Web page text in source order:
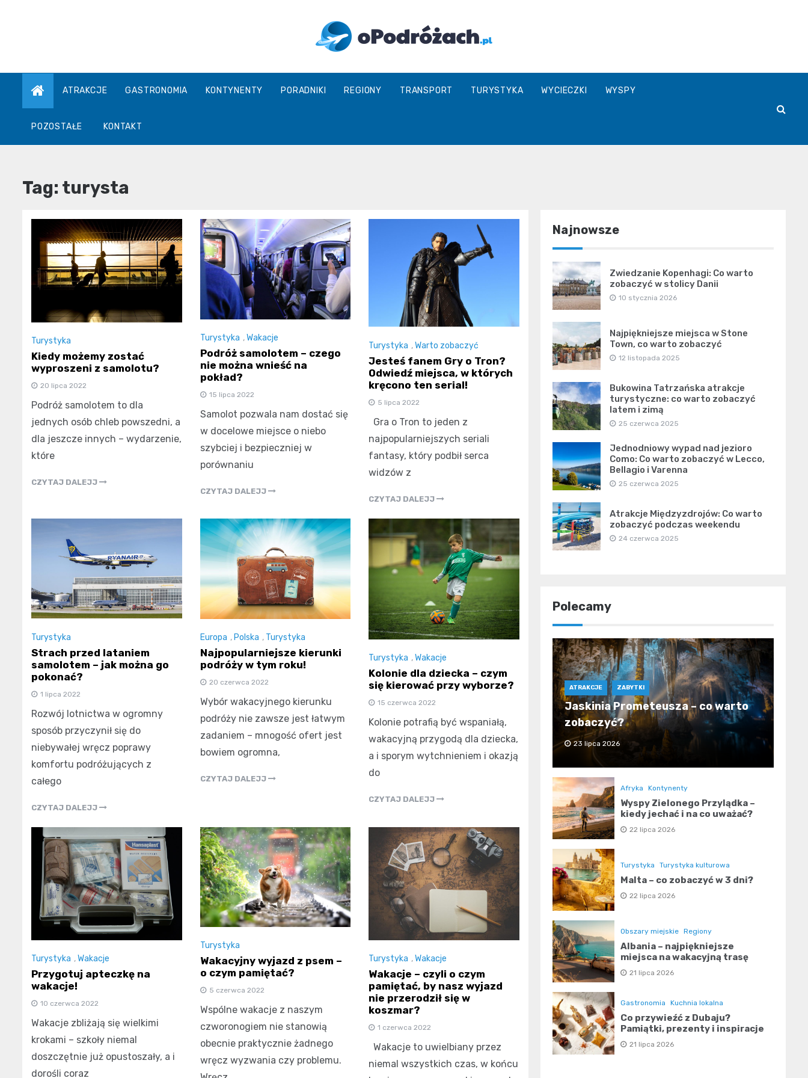
O
ATRAKCJE GASTRONOMIA KONTYNENTY PORADNIKI REGIONY TRANSPORT TURYSTYKA WYCIECZKI WYSPY
POZOSTAŁE KONTAKT
Tag: turysta
Turystyka
Kiedy możemy zostać
wyproszeni z samolotu?
20 lipca 2022
Podróż samolotem to dla
jednych osób chleb powszedni, a
dla jeszcze innych – wydarzenie,
które
CZYTAJ DALEJJ
Turystyka ,Wakacje
Podróż samolotem – czego
nie można wnieść na
pokład?
15 lipca 2022
Samolot pozwala nam dostać się
w docelowe miejsce o niebo
szybciej i bezpieczniej w
porównaniu
CZYTAJ DALEJJ
Turystyka ,Warto zobaczyć
Jesteś fanem Gry o Tron?
Odwiedź miejsca, w których
kręcono ten serial!
5 lipca 2022
Gra o Tron to jeden z
najpopularniejszych seriali
fantasy, który podbił serca
widzów z
CZYTAJ DALEJJ
Turystyka
Strach przed lataniem
samolotem – jak można go
pokonać?
1 lipca 2022
Rozwój lotnictwa w ogromny
sposób przyczynił się do
niebywałej wręcz poprawy
komfortu podróżujących z
całego
CZYTAJ DALEJJ
Europa , Polska , Turystyka
Najpopularniejsze kierunki
podróży w tym roku!
20 czerwca 2022
Wybór wakacyjnego kierunku
podróży nie zawsze jest łatwym
zadaniem – mnogość ofert jest
bowiem ogromna,
CZYTAJ DALEJJ
Turystyka ,Wakacje
Kolonie dla dziecka – czym
się kierować przy wyborze?
15 czerwca 2022
Kolonie potrafią być wspaniałą,
wakacyjną przygodą dla dziecka,
a i sporym wytchnieniem i okazją
do
CZYTAJ DALEJJ
Turystyka ,Wakacje
Przygotuj apteczkę na
wakacje!
10 czerwca 2022
Wakacje zbliżają się wielkimi
krokami – szkoły niemal
doszczętnie już opustoszały, a i
dorośli coraz
Turystyka
Wakacyjny wyjazd z psem –
o czym pamiętać?
5 czerwca 2022
Wspólne wakacje z naszym
czworonogiem nie stanowią
obecnie praktycznie żadnego
wręcz wyzwania czy problemu.
Turystyka ,Wakacje
Wakacje – czyli o czym
pamiętać, by nasz wyjazd
nie przerodził się w
koszmar?
1 czerwca 2022
Wakacje to uwielbiany przez
niemal wszystkich czas, w końcu
Najnowsze
Zwiedzanie Kopenhagi: Co warto
zobaczyć w stolicy Danii
10 stycznia 2026
Najpiękniejsze miejsca w Stone
Town, co warto zobaczyć
12 listopada 2025
Bukowina Tatrzańska atrakcje
turystyczne: co warto zobaczyć
latem i zimą
25 czerwca 2025
Jednodniowy wypad nad jezioro
Como: Co warto zobaczyć w Lecco,
Bellagio i Varenna
25 czerwca 2025
Atrakcje Międzyzdrojów: Co warto
zobaczyć podczas weekendu
24 czerwca 2025
Polecamy
ATRAKCJE ZABYTKI
Jaskinia Prometeusza – co warto
zobaczyć?
23 lipca 2026
Afryka Kontynenty
Wyspy Zielonego Przylądka –
kiedy jechać i na co uważać?
22 lipca 2026
Turystyka Turystyka kulturowa
Malta – co zobaczyć w 3 dni?
22 lipca 2026
Obszary miejskie Regiony
Albania – najpiękniejsze
miejsca na wakacyjną trasę
21 lipca 2026
Gastronomia Kuchnia lokalna
Co przywieźć z Dubaju?
Pamiątki, prezenty i inspiracje
21 lipca 2026